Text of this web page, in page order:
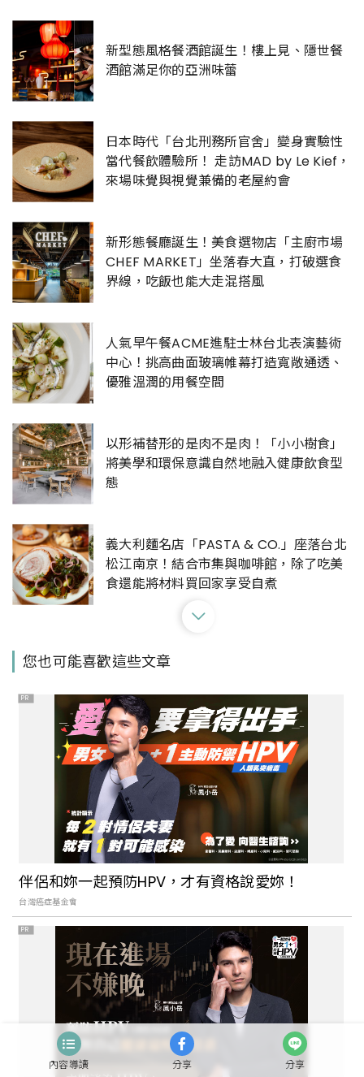
新型態風格餐酒館誕生！樓上見、隱世餐
酒館滿足你的亞洲味蕾
日本時代「台北刑務所官舍」變身實驗性
當代餐飲體驗所！ 走訪MAD by Le Kief，
來場味覺與視覺兼備的老屋約會
新形態餐廳誕生！美食選物店「主廚市場
CHEF MARKET」坐落春大直，打破選食
界線，吃飯也能大走混搭風
人氣早午餐ACME進駐士林台北表演藝術
中心！挑高曲面玻璃帷幕打造寬敞通透、
優雅溫潤的用餐空間
以形補替形的是肉不是肉！「小小樹食」
將美學和環保意識自然地融入健康飲食型
態
義大利麵名店「PASTA & CO.」座落台北
松江南京！結合市集與咖啡館，除了吃美
食還能將材料買回家享受自煮
有「鰻料理江戶川」不用飛日本再+1！日
本京都鰻魚專賣海外首店就在台北中山區
台北民生社區精緻法餐「SENS」新開幕！
從品牌識別展現美味內涵，讓好吃的食物
從味覺拓展至五感體驗
重新定義Buffet！台北日式吃到飽餐廳
「NAGOMI 和食饗宴」新開幕，揉合日本
女將文化，讓吃飯講究不將就
把看的展覽變成吃的藝術！The Seedin
Lab《我吃了一個展覽》6月開始將餐飲結
合藝術，打造全新沉浸式飲食饗宴
景美地區大家熟悉的老字號台菜餐廳「義
興樓」，帶你回到歌舞昇平的 30 年代，
您也可能喜歡這些文章
PR
伴侶和妳一起預防HPV，才有資格說愛妳！
台灣癌症基金會
PR
內容導讀 分享 分享